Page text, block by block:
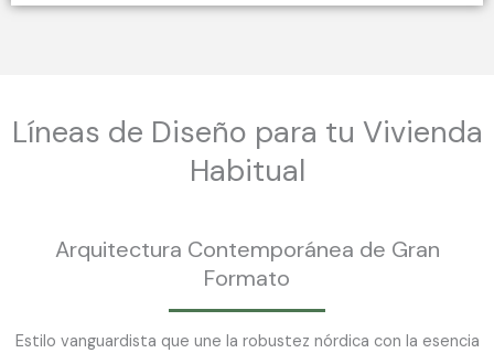
Líneas de Diseño para tu Vivienda
Habitual
Arquitectura Contemporánea de Gran
Formato
Estilo vanguardista que une la robustez nórdica con la esencia